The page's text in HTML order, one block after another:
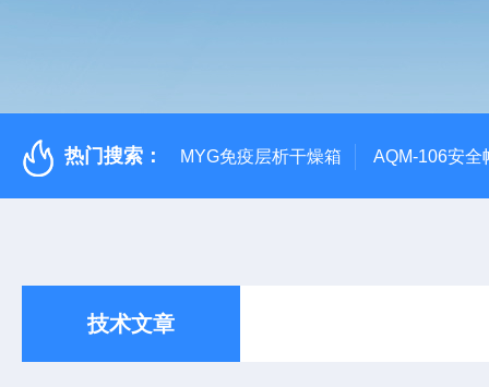
热门搜索： MYG免疫层析干燥箱 AQM-106安全
技术文章